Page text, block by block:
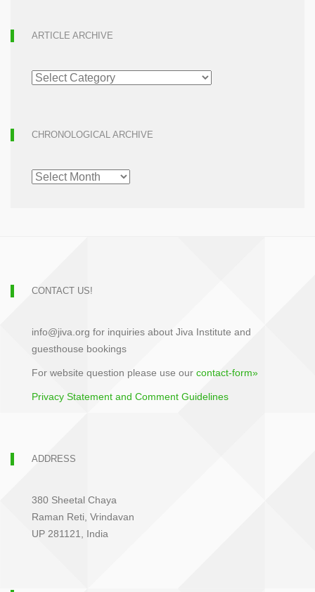
ARTICLE ARCHIVE
ARTICLE
ARCHIVE
CHRONOLOGICAL ARCHIVE
CHRONOLOGICAL
ARCHIVE
CONTACT US!
info@jiva.org for inquiries about Jiva Institute and
guesthouse bookings
For website question please use our contact-form»
Privacy Statement and Comment Guidelines
ADDRESS
380 Sheetal Chaya
Raman Reti, Vrindavan
UP 281121, India